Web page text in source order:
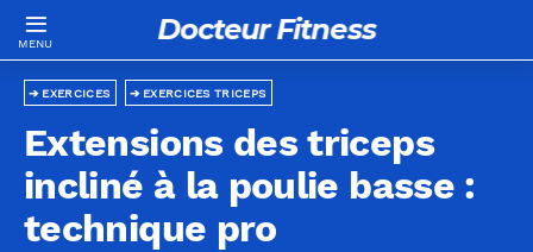
Docteur Fitness
EXERCICES TRICEPS
EXERCICES
Extensions des triceps
incliné à la poulie basse :
technique pro